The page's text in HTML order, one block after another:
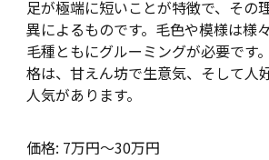
足が極端に短いことが特徴で、その
異によるものです。毛色や模様は様
毛種ともにグルーミングが必要です
格は、甘えん坊で生意気、そして人
人気があります。
価格: 7万円～30万円